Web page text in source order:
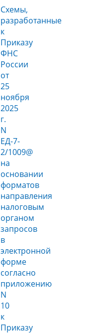
Схемы,
разработанные
к
Приказу
ФНС
России
от
25
ноября
2025
г.
N
ЕД-7-
2/1009@
на
основании
форматов
направления
налоговым
органом
запросов
в
электронной
форме
согласно
приложению
N
10
к
Приказу